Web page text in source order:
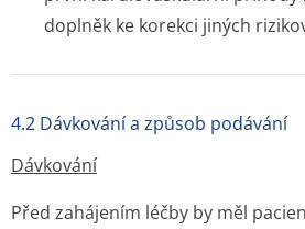
doplněk ke korekci jiných
4.2 Dávkování a způsob podávání
Dávkování
Před zahájením léčby by měl